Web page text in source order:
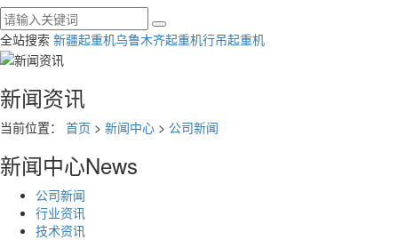
全站搜索 新疆起重机乌鲁木齐起重机行吊起重机
新闻资讯
当前位置： 首页 > 新闻中心 > 公司新闻
新闻中心News
公司新闻
行业资讯
技术资讯